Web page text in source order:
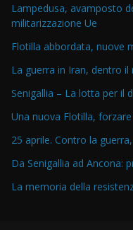
Lampedusa, avamposto
militarizzazione Ue
Flotilla abbordata, nuove
La guerra in Iran, dentro
Senigallia – La lotta per il
Una nuova Flotilla, forzare
25 aprile. Contro la
Da Senigallia ad Ancona:
La memoria della